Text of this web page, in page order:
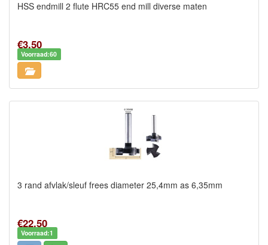
HSS endmill 2 flute HRC55 end mill diverse maten
€3,50
Voorraad:60
3 rand afvlak/sleuf frees diameter 25,4mm as 6,35mm
€22,50
Voorraad:1